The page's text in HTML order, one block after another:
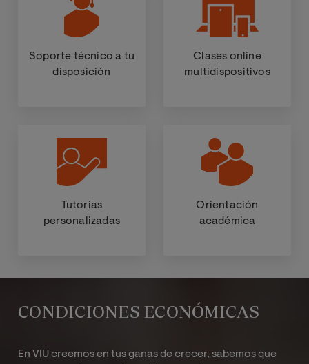
Soporte técnico a tu
disposición
Clases online
multidispositivos
Tutorías
personalizadas
Orientación
académica
CONDICIONES ECONÓMICAS
En VIU creemos en tus ganas de crecer, sabemos que